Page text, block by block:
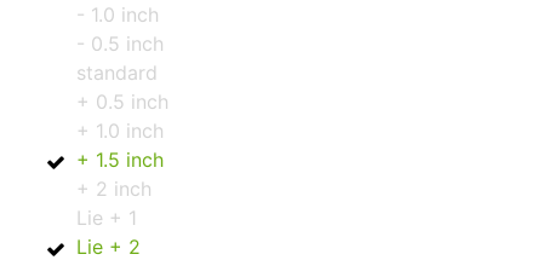
- 1.0 inch
- 0.5 inch
standard
+ 0.5 inch
+ 1.0 inch
+ 1.5 inch
+ 2 inch
Lie + 1
Lie + 2